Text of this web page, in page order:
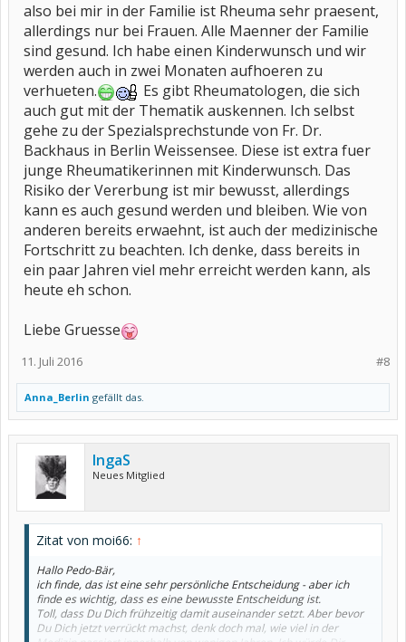
also bei mir in der Familie ist Rheuma sehr praesent,
allerdings nur bei Frauen. Alle Maenner der Familie
sind gesund. Ich habe einen Kinderwunsch und wir
werden auch in zwei Monaten aufhoeren zu
verhueten.
Es gibt Rheumatologen, die sich
auch gut mit der Thematik auskennen. Ich selbst
gehe zu der Spezialsprechstunde von Fr. Dr.
Backhaus in Berlin Weissensee. Diese ist extra fuer
junge Rheumatikerinnen mit Kinderwunsch. Das
Risiko der Vererbung ist mir bewusst, allerdings
kann es auch gesund werden und bleiben. Wie von
anderen bereits erwaehnt, ist auch der medizinische
Fortschritt zu beachten. Ich denke, dass bereits in
ein paar Jahren viel mehr erreicht werden kann, als
heute eh schon.
Liebe Gruesse
#8
11. Juli 2016
Anna_Berlin gefällt das.
IngaS
Neues Mitglied
Zitat von moi66: ↑
Hallo Pedo-Bär,
ich finde, das ist eine sehr persönliche Entscheidung - aber ich
finde es wichtig, dass es eine bewusste Entscheidung ist.
Toll, dass Du Dich frühzeitig damit auseinander setzt. Aber bevor
Du Dich jetzt verrückt machst, denk doch mal, wie viel in der